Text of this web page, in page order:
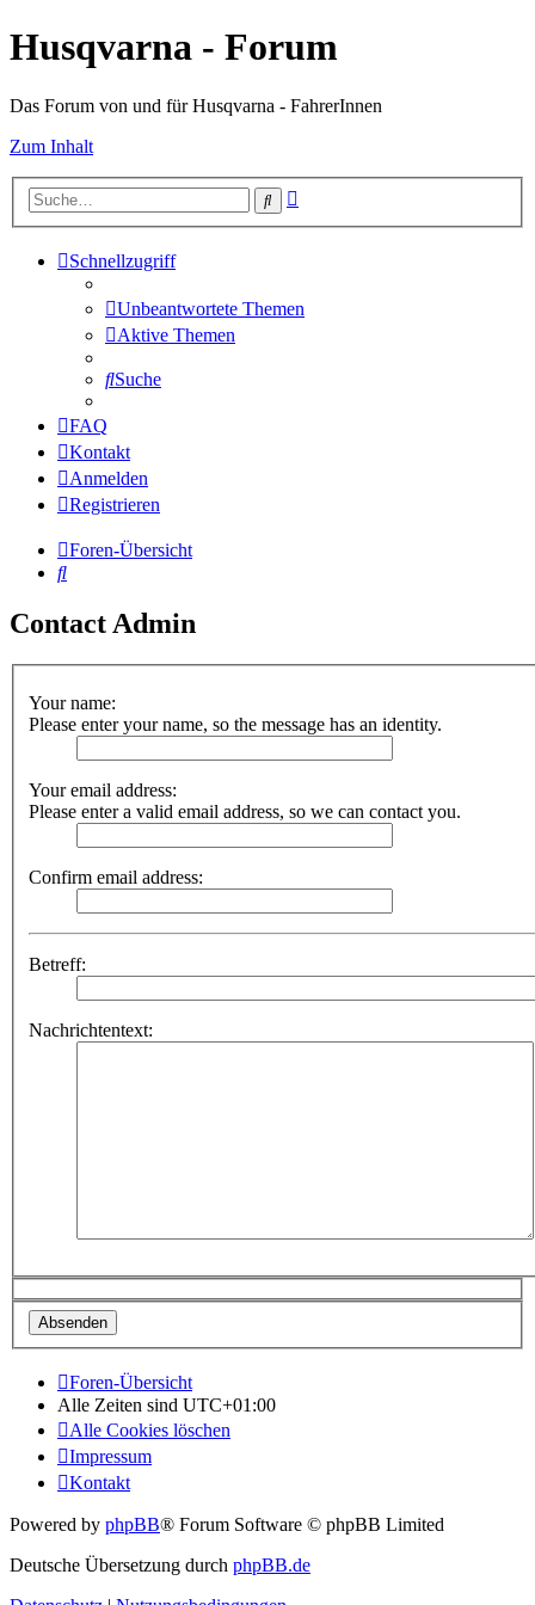
Husqvarna - Forum
Das Forum von und für Husqvarna - FahrerInnen
Zum Inhalt
Suche
Schnellzugriff
Unbeantwortete Themen
Aktive Themen
Suche
FAQ
Kontakt
Anmelden
Registrieren
Foren-Übersicht
Suche
Contact Admin
Your name:
Please enter your name, so the message has an identity.
Your email address:
Please enter a valid email address, so we can contact you.
Confirm email address:
Betreff:
Nachrichtentext:
Foren-Übersicht
Alle Zeiten sind UTC+01:00
Alle Cookies löschen
Impressum
Kontakt
Powered by phpBB® Forum Software © phpBB Limited
Deutsche Übersetzung durch phpBB.de